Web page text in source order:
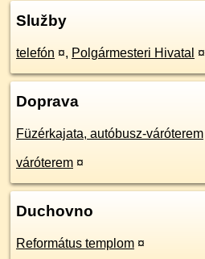
Služby
telefón ¤, Polgármesteri Hivatal ¤
Doprava
Füzérkajata, autóbusz-váróterem
váróterem ¤
Duchovno
Református templom ¤